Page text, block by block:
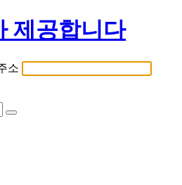
제공합니다
소